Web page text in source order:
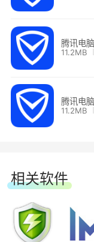
更新无插件，
心
3、卸载无残
多样式卸载分
除零残留
1、掌控防护
全天候监测电
护电脑远离风险
远程、打开摄像
些应用占用，快
腾讯电脑管
可以直接搜索文
能，保护微信不
腾讯电
11.2MB
腾讯电
11.2MB
相关软件